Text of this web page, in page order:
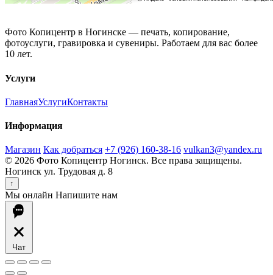
Фото Копицентр в Ногинске — печать, копирование,
фотоуслуги, гравировка и сувениры. Работаем для вас более
10 лет.
Услуги
ГлавнаяУслугиКонтакты
Информация
Магазин Как добраться +7 (926) 160-38-16 vulkan3@yandex.ru
© 2026 Фото Копицентр Ногинск. Все права защищены.
Ногинск ул. Трудовая д. 8
↑
Мы онлайн Напишите нам
Чат